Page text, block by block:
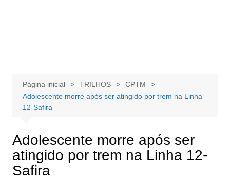
Página inicial TRILHOS
CPTM
Adolescente morre após ser atingido por trem na Linha
12-Safira
Adolescente morre após ser
atingido por trem na Linha 12-
Safira